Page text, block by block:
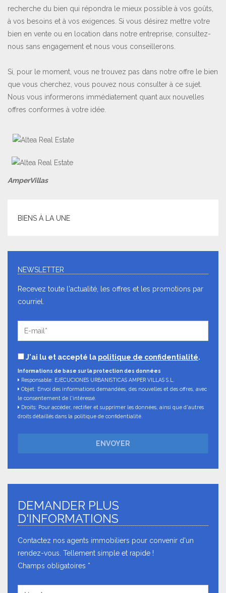
recherche du bien qui répondra le mieux possible à vos goûts,
à vos besoins et à vos exigences. Si vous désirez mettre votre
bien en vente ou en location dans notre entreprise, consultez-
nous sans engagement et nous vous conseillerons.
Si, pour le moment, vous ne trouvez pas dans notre offre le bien
que vous cherchez, vous pouvez nous consulter à ce sujet.
Nous vous informerons immédiatement quant aux nouvelles
offres conformes à votre idée.
AmperVillas
BIENS À LA UNE
NEWSLETTER
Recevez toute l'actualité, les offres et les promotions par
courriel.
J'ai lu et accepté la politique de confidentialité.
Informations de base sur la protection des données
Responsable: EJECUCIONES URBANISTICAS AMPER VILLAS S.L.
Objet: Envoi des informations demandées, des nouvelles et des offres, avec
le consentement de l'intéressé.
Droits: Pour accéder, rectifier et supprimer les données, ainsi que d'autres
droits détaillés dans la politique de confidentialité.
ENVOYER
DEMANDER PLUS
D'INFORMATIONS
Contactez nos agents immobiliers pour convenir d'un
rendez-vous. Tellement simple et rapide !
Champs obligatoires *